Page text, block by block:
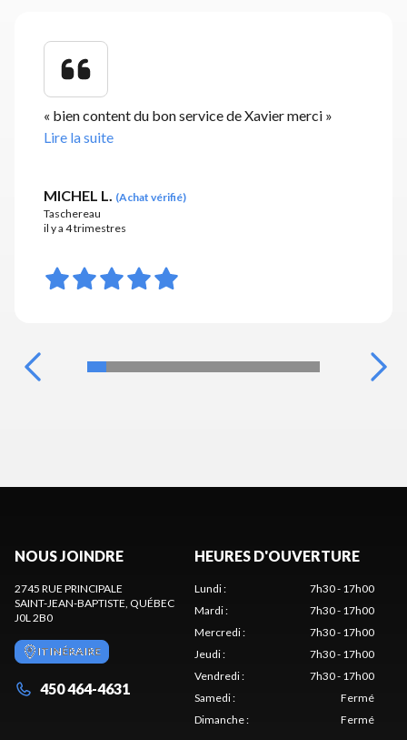
« bien content du bon service de Xavier merci »
Lire la suite
MICHEL L. (Achat vérifié)
Taschereau
il y a 4 trimestres
NOUS JOINDRE
2745 RUE PRINCIPALE
SAINT-JEAN-BAPTISTE , QUÉBEC
J0L 2B0
ITINÉRAIRE
450 464-4631
HEURES D'OUVERTURE
Lundi:
7h30 - 17h00
Mardi:
7h30 - 17h00
Mercredi:
7h30 - 17h00
Jeudi:
7h30 - 17h00
Vendredi:
7h30 - 17h00
Samedi:
Fermé
Dimanche: Fermé